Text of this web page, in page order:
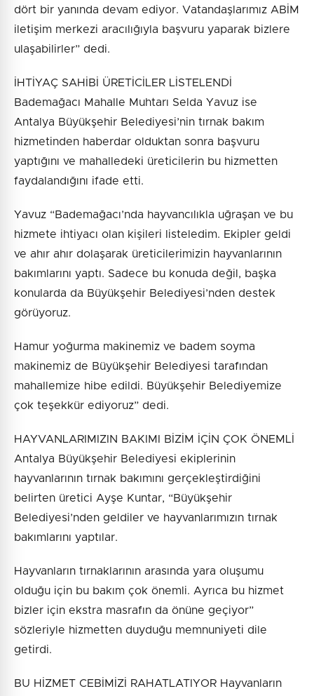
dört bir yanında devam ediyor. Vatandaşlarımız ABİM
iletişim merkezi aracılığıyla başvuru yaparak bizlere
ulaşabilirler” dedi.
İHTİYAÇ SAHİBİ ÜRETİCİLER LİSTELENDİ
Bademağacı Mahalle Muhtarı Selda Yavuz ise
Antalya Büyükşehir Belediyesi’nin tırnak bakım
hizmetinden haberdar olduktan sonra başvuru
yaptığını ve mahalledeki üreticilerin bu hizmetten
faydalandığını ifade etti.
Yavuz “Bademağacı’nda hayvancılıkla uğraşan ve bu
hizmete ihtiyacı olan kişileri listeledim. Ekipler geldi
ve ahır ahır dolaşarak üreticilerimizin hayvanlarının
bakımlarını yaptı. Sadece bu konuda değil, başka
konularda da Büyükşehir Belediyesi’nden destek
görüyoruz.
Hamur yoğurma makinemiz ve badem soyma
makinemiz de Büyükşehir Belediyesi tarafından
mahallemize hibe edildi. Büyükşehir Belediyemize
çok teşekkür ediyoruz” dedi.
HAYVANLARIMIZIN BAKIMI BİZİM İÇİN ÇOK ÖNEMLİ
Antalya Büyükşehir Belediyesi ekiplerinin
hayvanlarının tırnak bakımını gerçekleştirdiğini
belirten üretici Ayşe Kuntar, “Büyükşehir
Belediyesi’nden geldiler ve hayvanlarımızın tırnak
bakımlarını yaptılar.
Hayvanların tırnaklarının arasında yara oluşumu
olduğu için bu bakım çok önemli. Ayrıca bu hizmet
bizler için ekstra masrafın da önüne geçiyor”
sözleriyle hizmetten duyduğu memnuniyeti dile
getirdi.
BU HİZMET CEBİMİZİ RAHATLATIYOR Hayvanların